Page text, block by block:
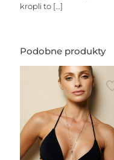
kropli to […]
Podobne produkty